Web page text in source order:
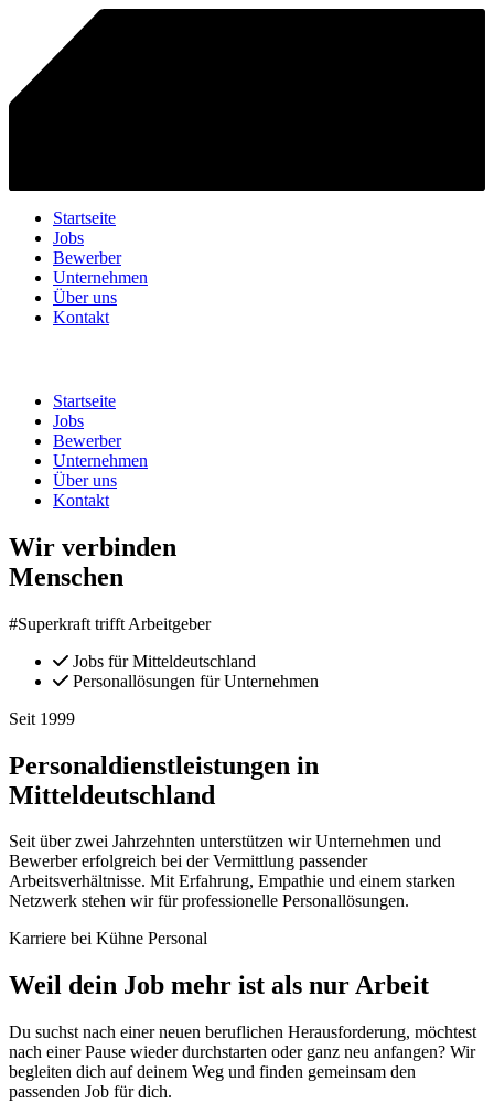
Startseite
Jobs
Bewerber
Unternehmen
Über uns
Kontakt
Startseite
Jobs
Bewerber
Unternehmen
Über uns
Kontakt
Wir verbinden
Menschen
#Superkraft trifft Arbeitgeber
Jobs für Mitteldeutschland
Personallösungen für Unternehmen
Seit 1999
Personaldienstleistungen in
Mitteldeutschland
Seit über zwei Jahrzehnten unterstützen wir Unternehmen und
Bewerber erfolgreich bei der Vermittlung passender
Arbeitsverhältnisse. Mit Erfahrung, Empathie und einem starken
Netzwerk stehen wir für professionelle Personallösungen.
Karriere bei Kühne Personal
Weil dein Job mehr ist als nur Arbeit
Du suchst nach einer neuen beruflichen Herausforderung, möchtest
nach einer Pause wieder durchstarten oder ganz neu anfangen? Wir
begleiten dich auf deinem Weg und finden gemeinsam den
passenden Job für dich.